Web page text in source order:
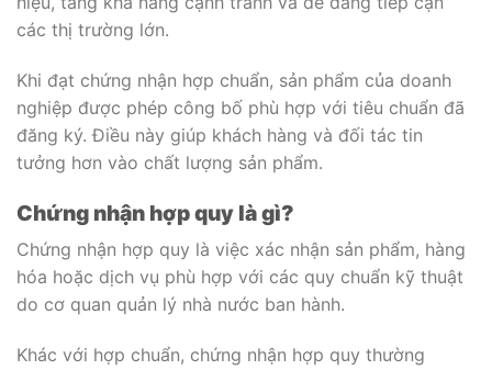
các thị trường lớn.
Khi đạt chứng nhận hợp chuẩn, sản phẩm của doanh
nghiệp được phép công bố phù hợp với tiêu chuẩn đã
đăng ký. Điều này giúp khách hàng và đối tác tin
tưởng hơn vào chất lượng sản phẩm.
Chứng nhận hợp quy là gì?
Chứng nhận hợp quy là việc xác nhận sản phẩm, hàng
hóa hoặc dịch vụ phù hợp với các quy chuẩn kỹ thuật
do cơ quan quản lý nhà nước ban hành.
Khác với hợp chuẩn, chứng nhận hợp quy thường